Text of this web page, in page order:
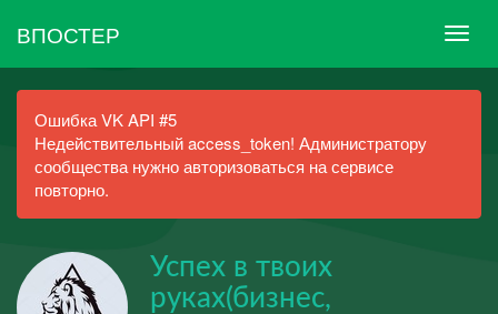
ВПОСТЕР
Ошибка VK API #5
Недействительный access_token! Администратору
сообщества нужно авторизоваться на сервисе
повторно.
Успех в твоих
руках(бизнес,